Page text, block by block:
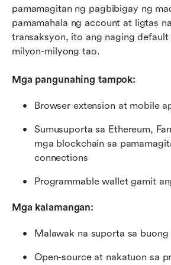
pamamagitan ng pagbibigay ng
pamamahala ng account at ligtas
transaksyon, ito ang naging default
milyon-milyong tao.
Mga pangunahing tampok:
Browser extension at mobile
Sumusuporta sa Ethereum,
mga blockchain sa
connections
Programmable wallet gamit
Mga kalamangan:
Malawak na suporta sa buong
Open-source at nakatuon sa